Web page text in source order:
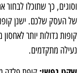
וסוגים, כך שתוכלו
של העסק שלכם. ישנן
קופות גדולות יותר
נעילה מתקדמים.